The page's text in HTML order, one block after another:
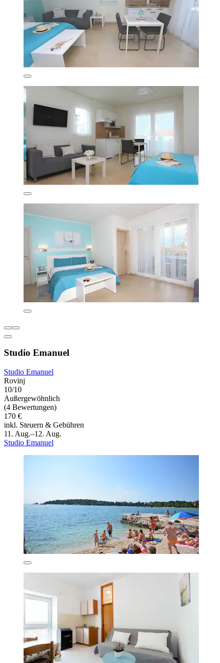
Studio Emanuel
Studio Emanuel
Rovinj
10/10
Außergewöhnlich
(4 Bewertungen)
170 €
inkl. Steuern & Gebühren
11. Aug.–12. Aug.
Studio Emanuel